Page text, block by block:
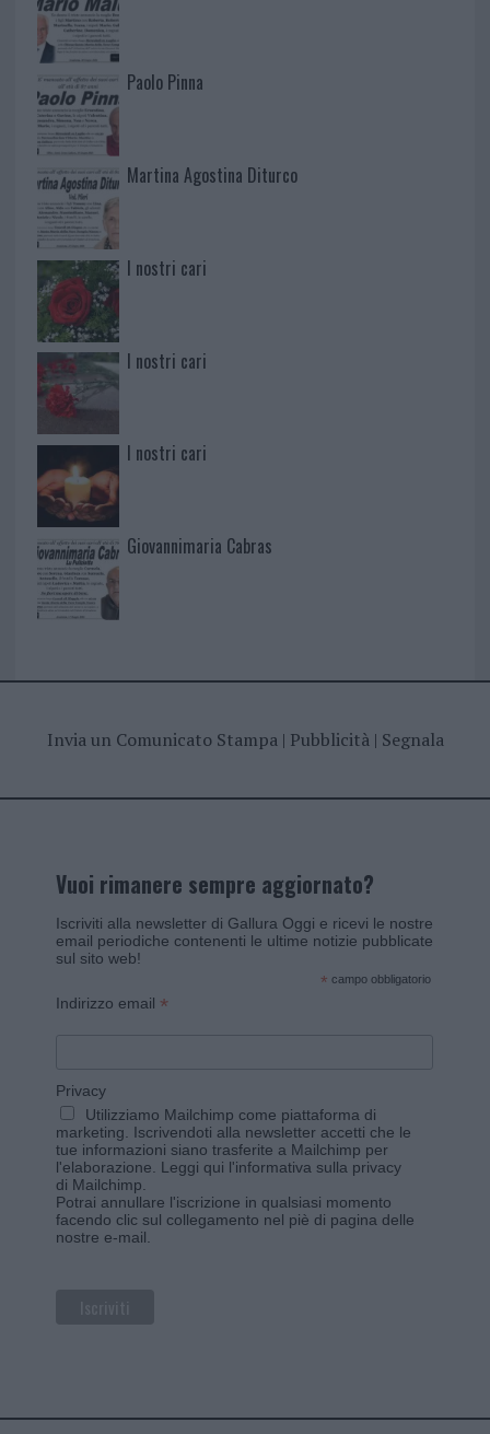
Paolo Pinna
Martina Agostina Diturco
I nostri cari
I nostri cari
I nostri cari
Giovannimaria Cabras
Invia un Comunicato Stampa| Pubblicità| Segnala
Vuoi rimanere sempre aggiornato?
Iscriviti alla newsletter di Gallura Oggi e ricevi le nostre
email periodiche contenenti le ultime notizie pubblicate
sul sito web!
* campo obbligatorio
Indirizzo email *
Privacy
Utilizziamo Mailchimp come piattaforma di
marketing. Iscrivendoti alla newsletter accetti che le
tue informazioni siano trasferite a Mailchimp per
l'elaborazione. Leggi qui l'informativa sulla privacy
di Mailchimp
Potrai annullare l'iscrizione in qualsiasi momento
facendo clic sul collegamento nel piè di pagina delle
nostre e-mail.